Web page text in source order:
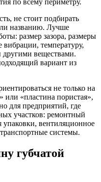
по всему периметру.
не стоит подбирать
названию. Лучше
размер зазора, размеры
температуру,
другими веществами.
вариант из
не только на
или «пластина пористая»,
для предприятий, где
участков: ремонтный
упаковки, вентиляционное
системы.
губчатой